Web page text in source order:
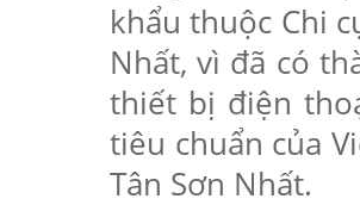
khẩu thuộc Chi
Nhất, vì đã có
thiết bị điện
tiêu chuẩn của
Tân Sơn Nhất.